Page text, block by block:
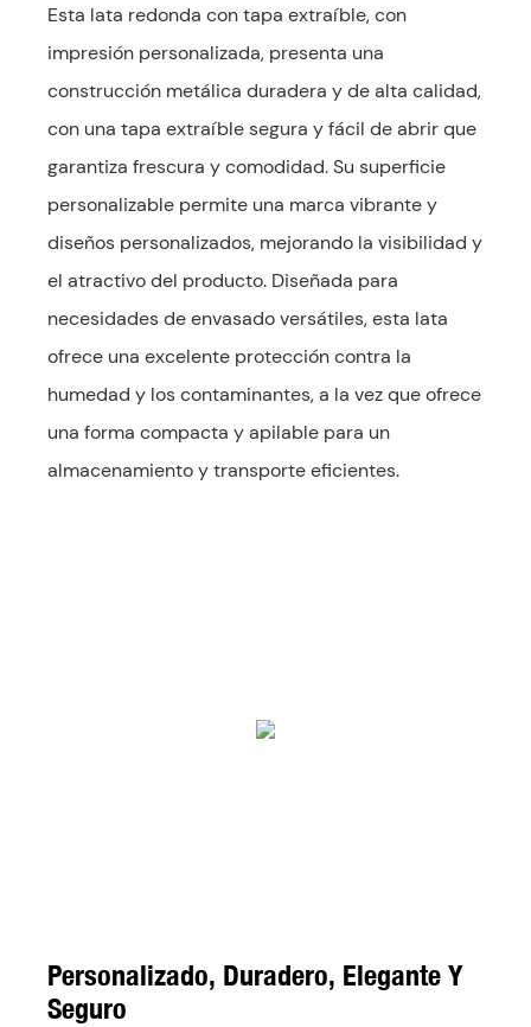
Esta lata redonda con tapa extraíble, con
impresión personalizada, presenta una
construcción metálica duradera y de alta calidad,
con una tapa extraíble segura y fácil de abrir que
garantiza frescura y comodidad. Su superficie
personalizable permite una marca vibrante y
diseños personalizados, mejorando la visibilidad y
el atractivo del producto. Diseñada para
necesidades de envasado versátiles, esta lata
ofrece una excelente protección contra la
humedad y los contaminantes, a la vez que ofrece
una forma compacta y apilable para un
almacenamiento y transporte eficientes.
Personalizado, Duradero, Elegante Y
Seguro